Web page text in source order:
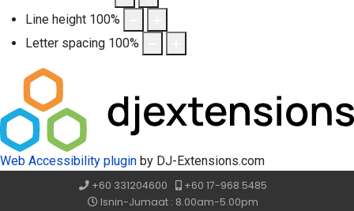
Line height 100%
Letter spacing 100%
Web Accessibility plugin by DJ-Extensions.com
+60 331204600
+60 17-968 5485
Isnin-Jumaat : 8.00am-5.00pm